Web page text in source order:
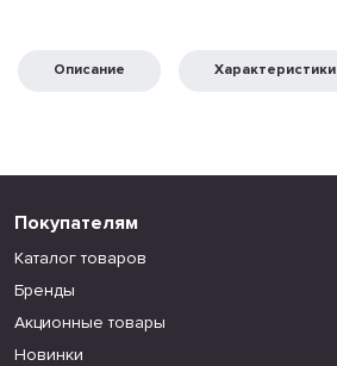
Описание Характеристики
Покупателям
Каталог товаров
Бренды
Акционные товары
Новинки